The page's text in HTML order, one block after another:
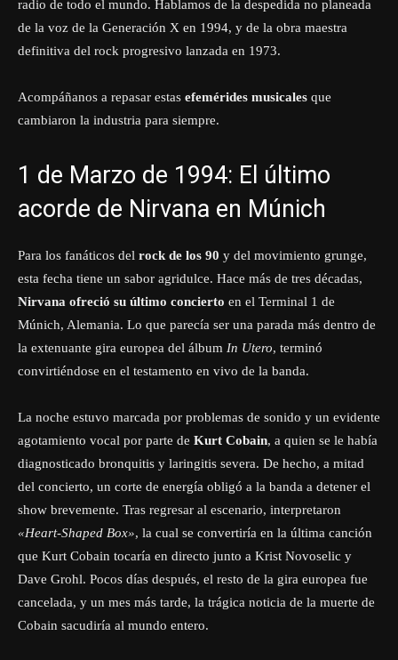
radio de todo el mundo. Hablamos de la despedida no planeada
de la voz de la Generación X en 1994, y de la obra maestra
definitiva del rock progresivo lanzada en 1973.
Acompáñanos a repasar estas efemérides musicales que
cambiaron la industria para siempre.
1 de Marzo de 1994: El último
acorde de Nirvana en Múnich
Para los fanáticos del rock de los 90 y del movimiento grunge,
esta fecha tiene un sabor agridulce. Hace más de tres décadas,
Nirvana ofreció su último concierto en el Terminal 1 de
Múnich, Alemania. Lo que parecía ser una parada más dentro de
la extenuante gira europea del álbum In Utero, terminó
convirtiéndose en el testamento en vivo de la banda.
La noche estuvo marcada por problemas de sonido y un evidente
agotamiento vocal por parte de Kurt Cobain, a quien se le había
diagnosticado bronquitis y laringitis severa. De hecho, a mitad
del concierto, un corte de energía obligó a la banda a detener el
show brevemente. Tras regresar al escenario, interpretaron
«Heart-Shaped Box», la cual se convertiría en la última canción
que Kurt Cobain tocaría en directo junto a Krist Novoselic y
Dave Grohl. Pocos días después, el resto de la gira europea fue
cancelada, y un mes más tarde, la trágica noticia de la muerte de
Cobain sacudiría al mundo entero.